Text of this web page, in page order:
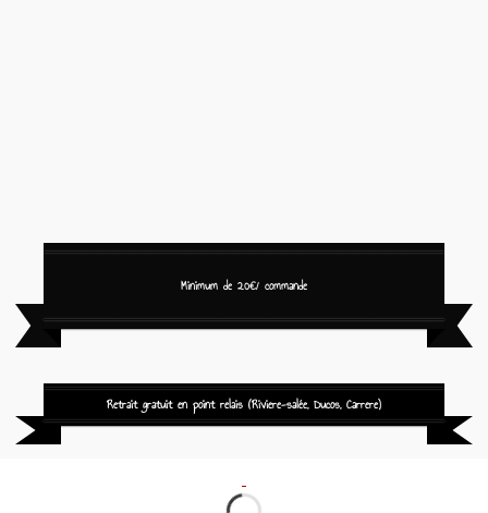
Minimum de 20€/ commande
Retrait gratuit en point relais (Riviere-salée, Ducos, Carrere)